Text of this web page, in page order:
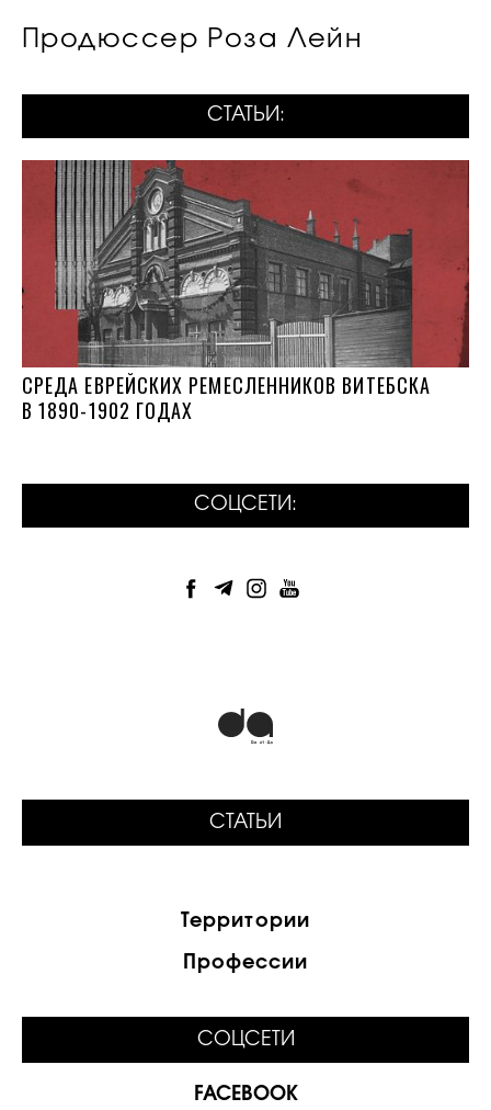
Продюссер Роза Лейн
СТАТЬИ:
СРЕДА ЕВРЕЙСКИХ РЕМЕСЛЕННИКОВ ВИТЕБСКА
В 1890-1902 ГОДАХ
СОЦСЕТИ:
СТАТЬИ
Территории
Профессии
СОЦСЕТИ
FACEBOOK